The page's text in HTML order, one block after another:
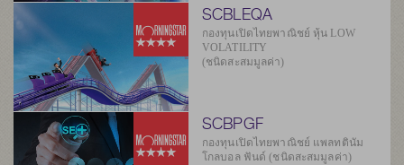
SCBLEQA
กองทุนเปิดไทยพาณิชย์ หุ้น LOW
VOLATILITY
(ชนิดสะสมมูลค่า)
SCBPGF
กองทุนเปิดไทยพาณิชย์ แพลทตินัม
โกลบอล ฟันด์ (ชนิดสะสมมูลค่า)